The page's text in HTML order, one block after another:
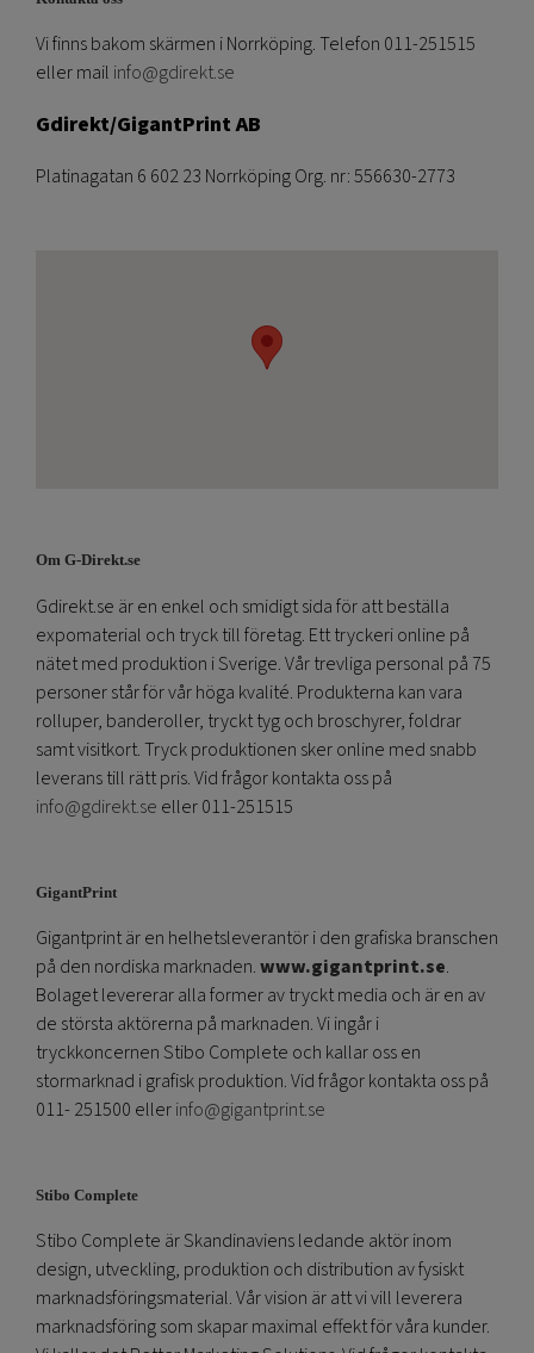
Vi finns bakom skärmen i Norrköping. Telefon 011-251515
eller mail info@gdirekt.se
Gdirekt/GigantPrint AB
Platinagatan 6 602 23 Norrköping Org. nr: 556630-2773
Om G-Direkt.se
Gdirekt.se är en enkel och smidigt sida för att beställa
expomaterial och tryck till företag. Ett tryckeri online på
nätet med produktion i Sverige. Vår trevliga personal på 75
personer står för vår höga kvalité. Produkterna kan vara
rolluper, banderoller, tryckt tyg och broschyrer, foldrar
samt visitkort. Tryck produktionen sker online med snabb
leverans till rätt pris. Vid frågor kontakta oss på
info@gdirekt.se eller 011-251515
GigantPrint
Gigantprint är en helhetsleverantör i den grafiska branschen
på den nordiska marknaden.www.gigantprint.se.
Bolaget levererar alla former av tryckt media och är en av
de största aktörerna på marknaden. Vi ingår i
tryckkoncernen Stibo Complete och kallar oss en
stormarknad i grafisk produktion. Vid frågor kontakta oss på
011- 251500 ellerinfo@gigantprint.se
Stibo Complete
Stibo Complete är Skandinaviens ledande aktör inom
design, utveckling, produktion och distribution av fysiskt
marknadsföringsmaterial. Vår vision är att vi vill leverera
marknadsföring som skapar maximal effekt för våra kunder.